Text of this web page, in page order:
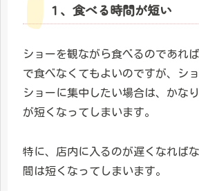
１、食べる時間が短い
ショーを観ながら食べるのであれ
で食べなくてもよいのですが、シ
ショーに集中したい場合は、かな
が短くなってしまいます。
特に、店内に入るのが遅くなれば
間は短くなってしまいます。